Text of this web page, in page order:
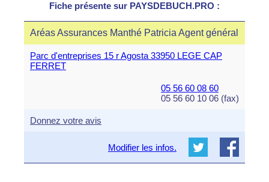
Fiche présente sur PAYSDEBUCH.PRO :
Aréas Assurances Manthé Patricia Agent général
Parc d'entreprises 15 r Agosta 33950 LEGE CAP
FERRET
05 56 60 08 60
05 56 60 10 06 (fax)
Donnez votre avis
Modifier les infos.